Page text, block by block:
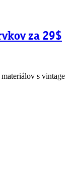
za 29$
s vintage